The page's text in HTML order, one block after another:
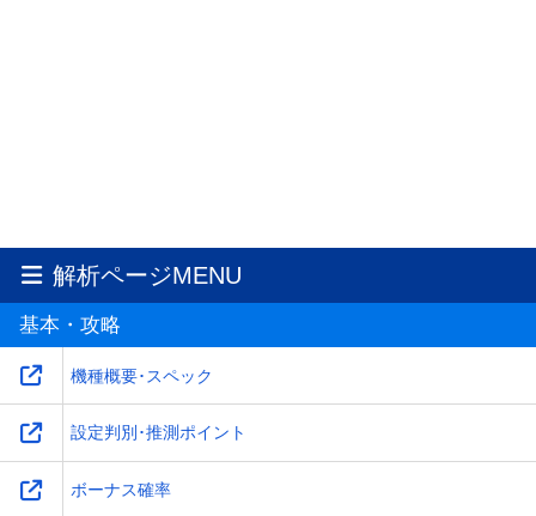
解析ページMENU
基本・攻略
機種概要･スペック
設定判別･推測ポイント
ボーナス確率